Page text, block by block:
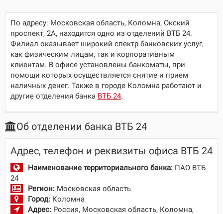
По адресу: Московская область, Коломна, Окский
проспект, 2А, находится одно из отделений ВТБ 24.
Филиал оказывает широкий спектр банковских услуг,
как физическим лицам, так и корпоративным
клиентам. В офисе установлены банкоматы, при
помощи которых осуществляется снятие и прием
наличных денег. Также в городе Коломна работают и
другие отделения банка ВТБ 24.
Об отделении банка ВТБ 24
Адрес, телефон и реквизиты офиса ВТБ 24
Наименование территориального банка: ПАО ВТБ
24
Регион: Московская область
Город: Коломна
Адрес: Россия, Московская область, Коломна,